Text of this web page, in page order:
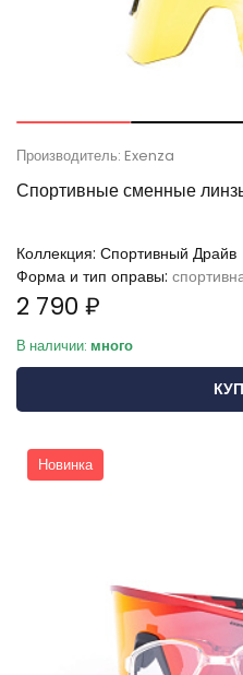
Производитель: Exenza
Спортивные сменные
Коллекция: Спортивный Драйв
Форма и тип оправы:
2 790 ₽
В наличии: много
Новинка